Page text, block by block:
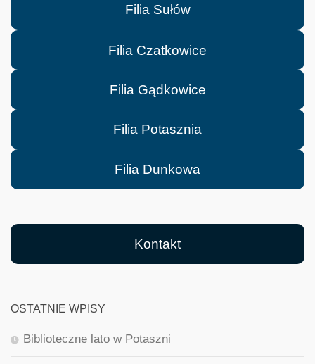
Filia Sułów
Filia Czatkowice
Filia Gądkowice
Filia Potasznia
Filia Dunkowa
Kontakt
OSTATNIE WPISY
Biblioteczne lato w Potaszni